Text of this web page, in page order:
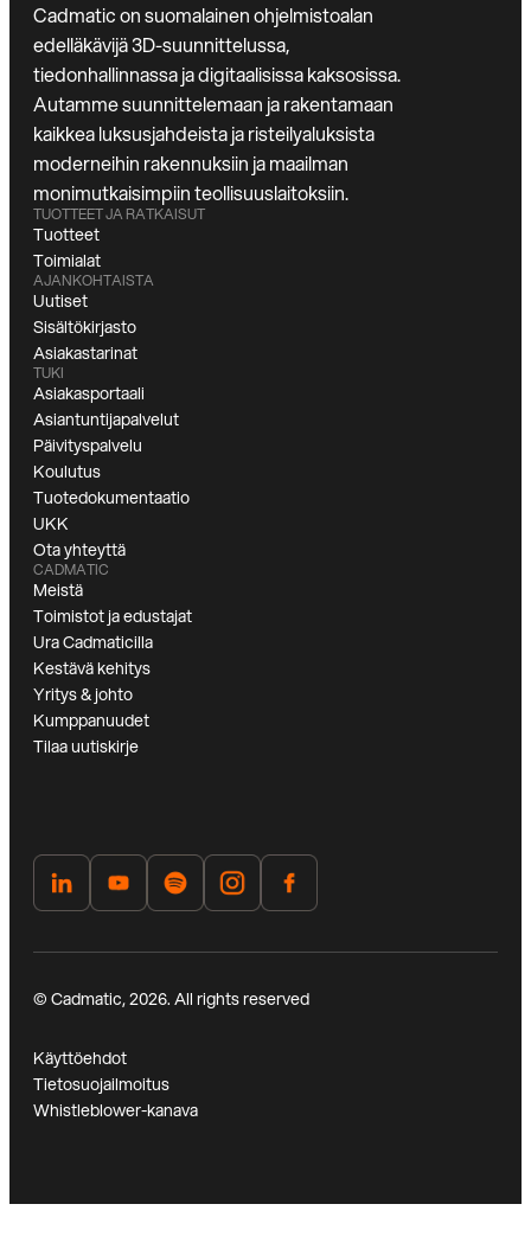
Cadmatic on suomalainen ohjelmistoalan
edelläkävijä 3D-suunnittelussa,
tiedonhallinnassa ja digitaalisissa kaksosissa.
Autamme suunnittelemaan ja rakentamaan
kaikkea luksusjahdeista ja risteilyaluksista
moderneihin rakennuksiin ja maailman
monimutkaisimpiin teollisuuslaitoksiin.
TUOTTEET JA RATKAISUT
Tuotteet
Toimialat
AJANKOHTAISTA
Uutiset
Sisältökirjasto
Asiakastarinat
TUKI
Asiakasportaali
Asiantuntijapalvelut
Päivityspalvelu
Koulutus
Tuotedokumentaatio
UKK
Ota yhteyttä
CADMATIC
Meistä
Toimistot ja edustajat
Ura Cadmaticilla
Kestävä kehitys
Yritys & johto
Kumppanuudet
Tilaa uutiskirje
© Cadmatic, 2026. All rights reserved
Käyttöehdot
Tietosuojailmoitus
Whistleblower-kanava